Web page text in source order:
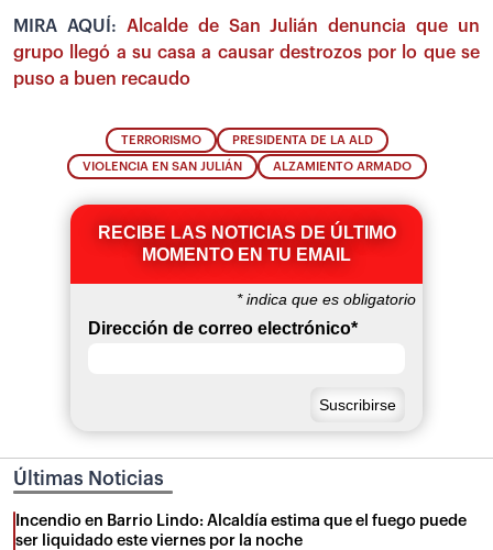
MIRA AQUÍ: Alcalde de San Julián denuncia que un
grupo llegó a su casa a causar destrozos por lo que se
puso a buen recaudo
TERRORISMO PRESIDENTA DE LA ALD
VIOLENCIA EN SAN JULIÁN ALZAMIENTO ARMADO
RECIBE LAS NOTICIAS DE ÚLTIMO
MOMENTO EN TU EMAIL
*indica que es obligatorio
Dirección de correo electrónico*
Últimas Noticias
Incendio en Barrio Lindo: Alcaldía estima que el fuego puede
ser liquidado este viernes por la noche